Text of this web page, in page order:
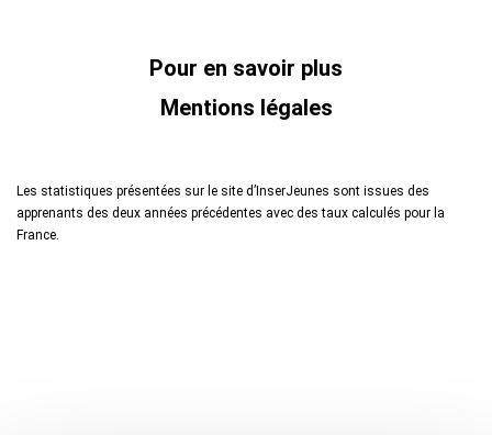
Pour en savoir plus
Mentions légales
Les statistiques présentées sur le site d’InserJeunes sont issues des
apprenants des deux années précédentes avec des taux calculés pour la
France.